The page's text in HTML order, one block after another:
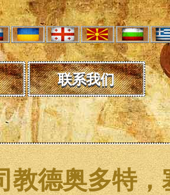
联系我们
教德奥多特